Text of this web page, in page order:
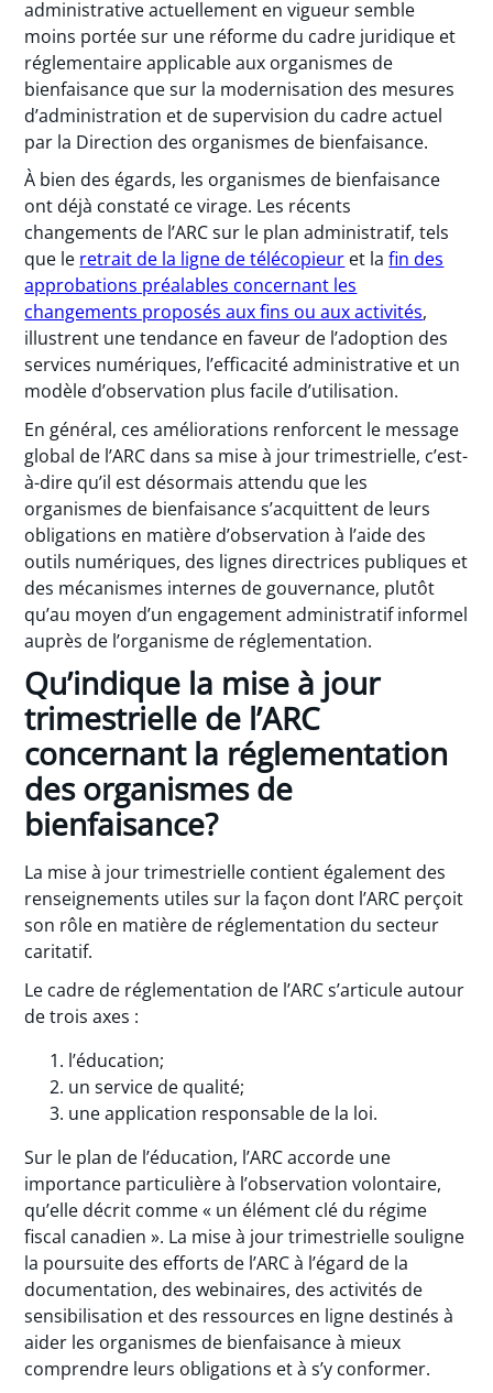
administrative actuellement en vigueur semble
moins portée sur une réforme du cadre juridique et
réglementaire applicable aux organismes de
bienfaisance que sur la modernisation des mesures
d’administration et de supervision du cadre actuel
par la Direction des organismes de bienfaisance.
À bien des égards, les organismes de bienfaisance
ont déjà constaté ce virage. Les récents
changements de l’ARC sur le plan administratif, tels
que le retrait de la ligne de télécopieur et lafin des
approbations préalables concernant les
changements proposés aux fins ou aux activités,
illustrent une tendance en faveur de l’adoption des
services numériques, l’efficacité administrative et un
modèle d’observation plus facile d’utilisation.
En général, ces améliorations renforcent le message
global de l’ARC dans sa mise à jour trimestrielle, c’est-
à-dire qu’il est désormais attendu que les
organismes de bienfaisance s’acquittent de leurs
obligations en matière d’observation à l’aide des
outils numériques, des lignes directrices publiques et
des mécanismes internes de gouvernance, plutôt
qu’au moyen d’un engagement administratif informel
auprès de l’organisme de réglementation.
Qu’indique la mise à jour
trimestrielle de l’ARC
concernant la réglementation
des organismes de
bienfaisance?
La mise à jour trimestrielle contient également des
renseignements utiles sur la façon dont l’ARC perçoit
son rôle en matière de réglementation du secteur
caritatif.
Le cadre de réglementation de l’ARC s’articule autour
de trois axes :
l’éducation;
un service de qualité;
une application responsable de la loi.
Sur le plan de l’éducation, l’ARC accorde une
importance particulière à l’observation volontaire,
qu’elle décrit comme « un élément clé du régime
fiscal canadien ». La mise à jour trimestrielle souligne
la poursuite des efforts de l’ARC à l’égard de la
documentation, des webinaires, des activités de
sensibilisation et des ressources en ligne destinés à
aider les organismes de bienfaisance à mieux
comprendre leurs obligations et à s’y conformer.